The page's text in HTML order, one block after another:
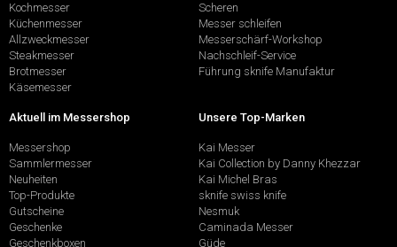
Kochmesser
Küchenmesser
Allzweckmesser
Steakmesser
Brotmesser
Käsemesser
Scheren
Messer schleifen
Messerschärf-Workshop
Nachschleif-Service
Führung sknife Manufaktur
Aktuell im Messershop
Messershop
Sammlermesser
Neuheiten
Top-Produkte
Gutscheine
Geschenke
Geschenkboxen
Unsere Top-Marken
Kai Messer
Kai Collection by Danny Khezzar
Kai Michel Bras
sknife swiss knife
Nesmuk
Caminada Messer
Güde